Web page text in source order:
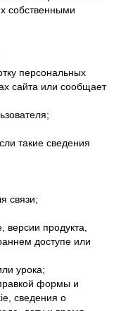
собственными
персональных
сайта или сообщает
такие сведения
связи;
продукта,
доступе или
урока;
формы и
сведения о